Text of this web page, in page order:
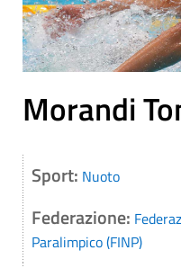
Morandi
Sport: Nuoto
Federazione:
Paralimpico (FINP)